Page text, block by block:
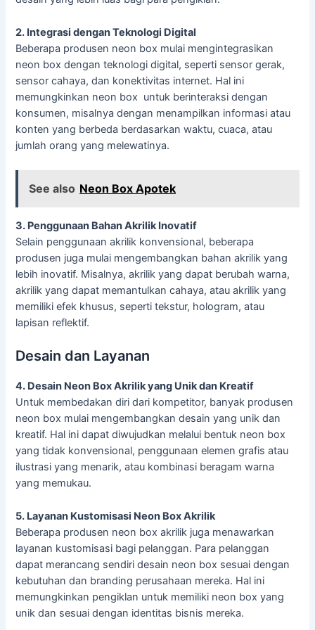
2. Integrasi dengan Teknologi Digital
Beberapa produsen neon box mulai mengintegrasikan
neon box dengan teknologi digital, seperti sensor gerak,
sensor cahaya, dan konektivitas internet. Hal ini
memungkinkan neon box untuk berinteraksi dengan
konsumen, misalnya dengan menampilkan informasi atau
konten yang berbeda berdasarkan waktu, cuaca, atau
jumlah orang yang melewatinya.
See also Neon Box Apotek
3. Penggunaan Bahan Akrilik Inovatif
Selain penggunaan akrilik konvensional, beberapa
produsen juga mulai mengembangkan bahan akrilik yang
lebih inovatif. Misalnya, akrilik yang dapat berubah warna,
akrilik yang dapat memantulkan cahaya, atau akrilik yang
memiliki efek khusus, seperti tekstur, hologram, atau
lapisan reflektif.
Desain dan Layanan
4. Desain Neon Box Akrilik yang Unik dan Kreatif
Untuk membedakan diri dari kompetitor, banyak produsen
neon box mulai mengembangkan desain yang unik dan
kreatif. Hal ini dapat diwujudkan melalui bentuk neon box
yang tidak konvensional, penggunaan elemen grafis atau
ilustrasi yang menarik, atau kombinasi beragam warna
yang memukau.
5. Layanan Kustomisasi Neon Box Akrilik
Beberapa produsen neon box akrilik juga menawarkan
layanan kustomisasi bagi pelanggan. Para pelanggan
dapat merancang sendiri desain neon box sesuai dengan
kebutuhan dan branding perusahaan mereka. Hal ini
memungkinkan pengiklan untuk memiliki neon box yang
unik dan sesuai dengan identitas bisnis mereka.